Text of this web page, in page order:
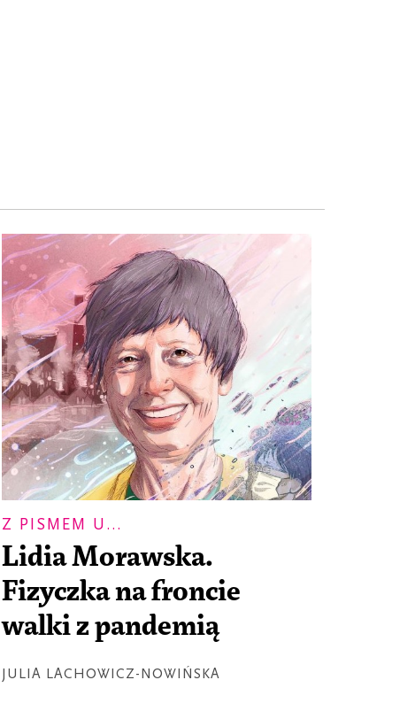
Z PISMEM U...
Lidia Morawska.
Fizyczka na froncie
walki z pandemią
JULIA LACHOWICZ-NOWIŃSKA